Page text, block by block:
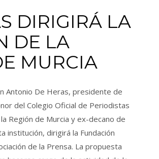
DIRIGIRÁ LA
DE LA
MURCIA
Antonio De Heras, presidente de
del Colegio Oficial de Periodistas
Región de Murcia y ex-decano de
institución, dirigirá la Fundación
de la Prensa. La propuesta